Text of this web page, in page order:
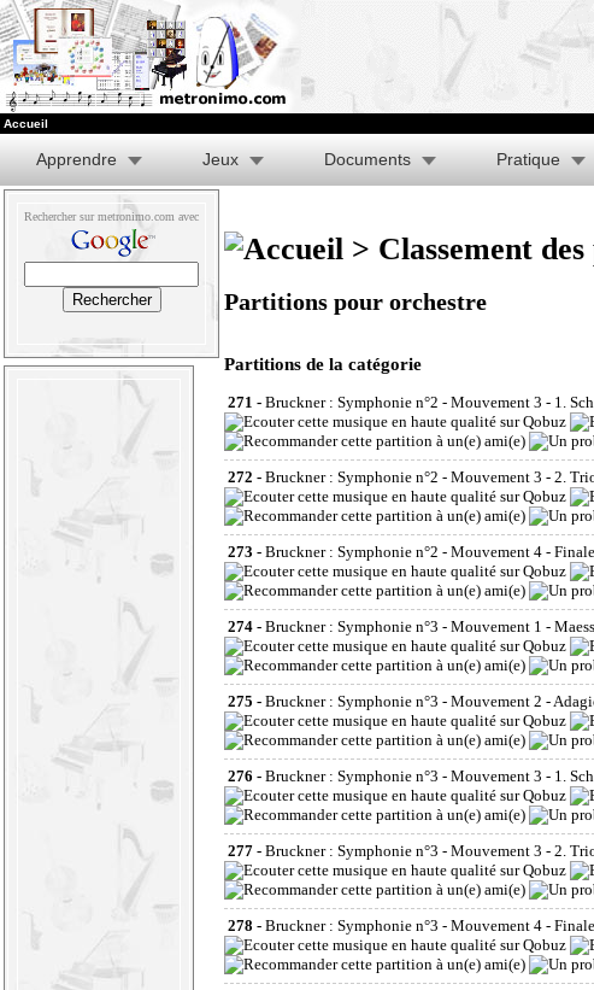
Accueil
Apprendre Jeux Documents Pratique
Rechercher sur metronimo.com avec
> Classement
Partitions pour orchestre
Partitions de la catégorie
271 - Bruckner : Symphonie n°2 - Mouvement 3 - 1.
272 - Bruckner : Symphonie n°2 - Mouvement 3 - 2.
273 - Bruckner : Symphonie n°2 - Mouvement 4 -
274 - Bruckner : Symphonie n°3 - Mouvement 1 -
275 - Bruckner : Symphonie n°3 - Mouvement 2 -
276 - Bruckner : Symphonie n°3 - Mouvement 3 - 1.
277 - Bruckner : Symphonie n°3 - Mouvement 3 - 2.
278 - Bruckner : Symphonie n°3 - Mouvement 4 -